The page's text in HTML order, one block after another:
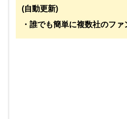
(自動更新)
・誰でも簡単に複数社のフ